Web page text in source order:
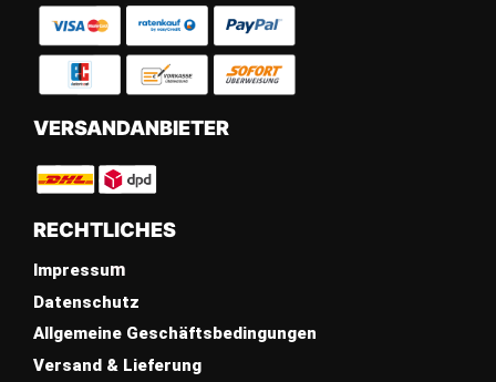
VERSANDANBIETER
RECHTLICHES
Impressum
Datenschutz
Allgemeine Geschäftsbedingungen
Versand & Lieferung